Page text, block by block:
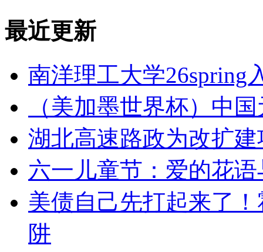
最近更新
南洋理工大学26spring
（美加墨世界杯）中
湖北高速路政为改扩
六一儿童节：爱的花
美债自己先打起来了
阱